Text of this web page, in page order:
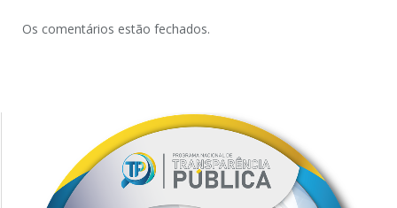
Os comentários estão fechados.